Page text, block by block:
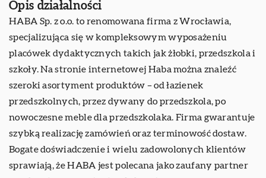
Opis działalności
HABA Sp. z o.o. to renomowana firma z Wrocławia,
specjalizująca się w kompleksowym wyposażeniu
placówek dydaktycznych takich jak żłobki, przedszkola i
szkoły. Na stronie internetowej Haba można znaleźć
szeroki asortyment produktów – od łazienek
przedszkolnych, przez dywany do przedszkola, po
nowoczesne meble dla przedszkolaka. Firma gwarantuje
szybką realizację zamówień oraz terminowość dostaw.
Bogate doświadczenie i wielu zadowolonych klientów
sprawiają, że HABA jest polecana jako zaufany partner